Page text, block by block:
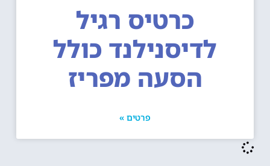
כרטיס רגיל
לדיסנילנד כולל
הסעה מפריז
פרטים »